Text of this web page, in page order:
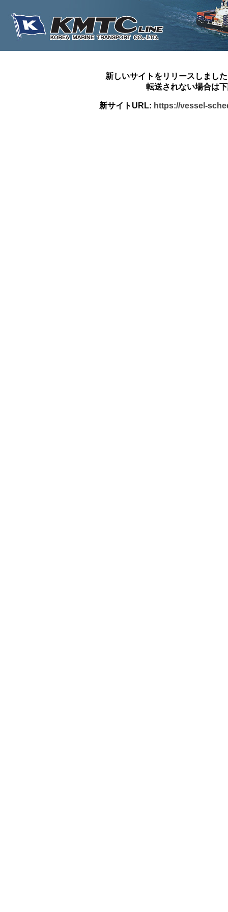
新しいサイトをリリースしまし
転送されない場合は
新サイトURL: https://vessel-